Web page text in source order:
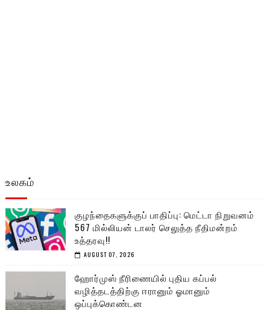
உலகம்
குழந்தைகளுக்குப் பாதிப்பு: மெட்டா நிறுவனம்
567 மில்லியன் டாலர் செலுத்த நீதிமன்றம்
உத்தரவு!!
AUGUST 07, 2026
ஹோர்முஸ் நீரிணையில் புதிய கப்பல்
வழித்தடத்திற்கு ஈரானும் ஓமானும்
ஒப்புக்கொண்டன